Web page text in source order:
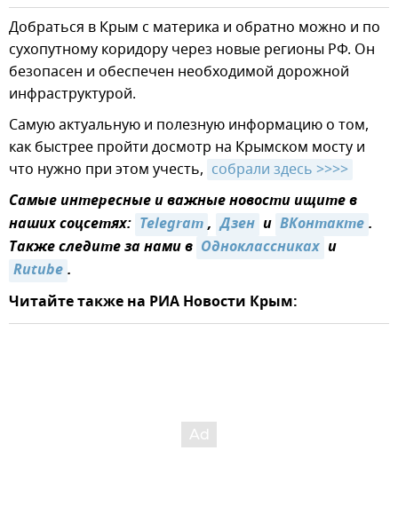
Добраться в Крым с материка и обратно можно и по
сухопутному коридору через новые регионы РФ. Он
безопасен и обеспечен необходимой дорожной
инфраструктурой.
Самую актуальную и полезную информацию о том,
как быстрее пройти досмотр на Крымском мосту и
что нужно при этом учесть, собрали здесь >>>>
Самые интересные и важные новости ищите в
наших соцсетях: Telegram, Дзен и ВКонтакте.
Также следите за нами в Одноклассниках и
Rutube.
Читайте также на РИА Новости Крым: